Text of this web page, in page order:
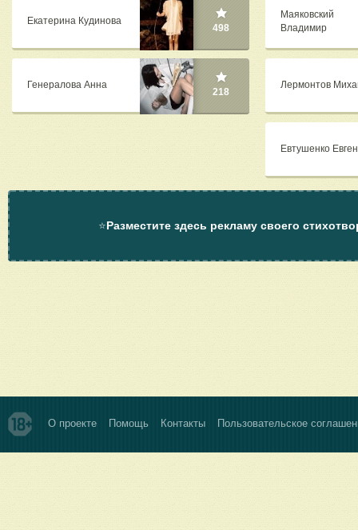
Екатерина Кудинова
498
Генералова Анна
218
Маяковский
Владимир
Лермонтов
Евтушенко
⭐Разместите здесь рекламу своего
О проекте Помощь Контакты Пользовательское